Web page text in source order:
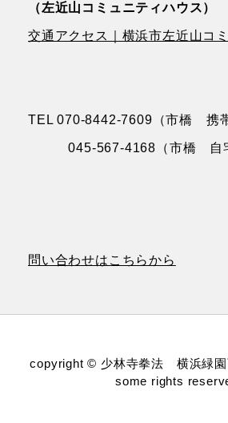
（左近山コミュニティハウス）
交通アクセス｜横浜市左近山コ
TEL 070-8442-7609（市橋 携
045-567-4168（市橋 自
問い合わせはこちらから
copyright © 少林寺拳法 横浜緑園
some rights